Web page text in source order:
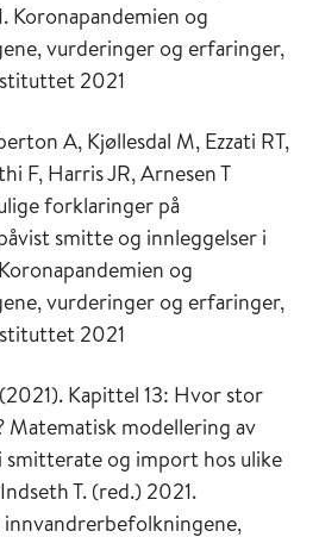
Koronapandemien og
vurderinger og erfaringer,
2021
A, Kjøllesdal M, Ezzati RT,
F, Harris JR, Arnesen T
forklaringer på
smitte og innleggelser i
og
vurderinger og erfaringer,
2021
Kapittel 13: Hvor stor
Matematisk modellering av
og import hos ulike
T. (red.) 2021.